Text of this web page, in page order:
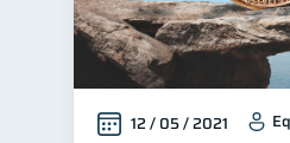
12 / 05 / 2021